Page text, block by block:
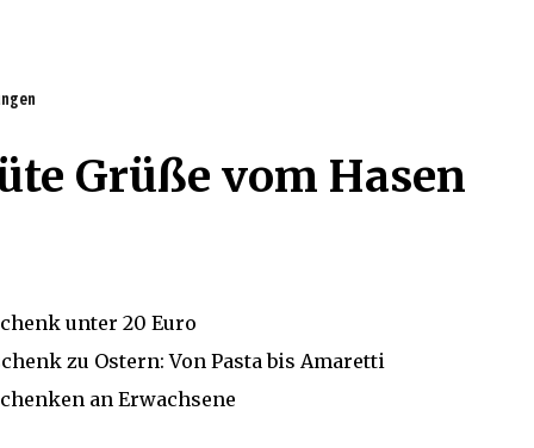
Grüße vom Hasen
unter 20 Euro
zu Ostern: Von Pasta bis Amaretti
an Erwachsene